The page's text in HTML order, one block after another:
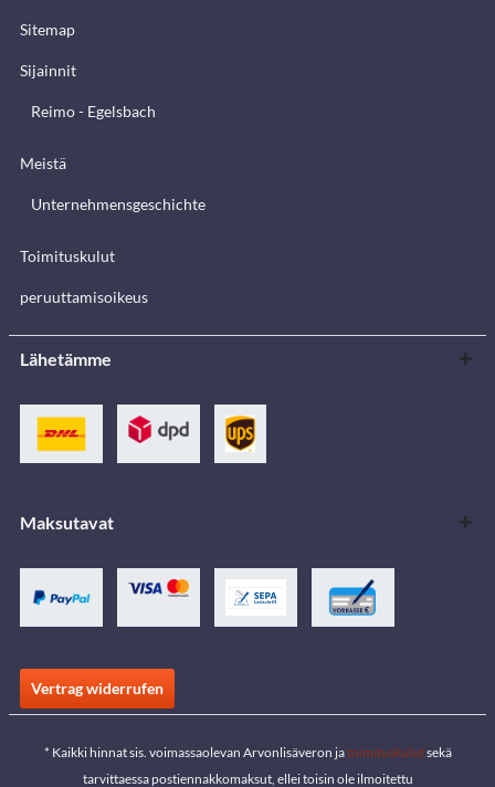
Sitemap
Sijainnit
Reimo - Egelsbach
Meistä
Unternehmensgeschichte
Toimituskulut
peruuttamisoikeus
Lähetämme
Maksutavat
Vertrag widerrufen
* Kaikki hinnat sis. voimassaolevan Arvonlisäveron jatoimituskulutsekä
tarvittaessa postiennakkomaksut, ellei toisin ole ilmoitettu